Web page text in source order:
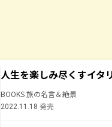
人生を楽しみ尽くすイタ
BOOKS 旅の名言＆絶景
2022.11.18 発売